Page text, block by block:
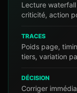
Lecture
criticité, action
TRACES
Poids page,
tiers, variation
DÉCISION
Corriger